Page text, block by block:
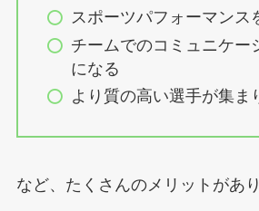
スポーツパフォーマンス
チームでのコミュニケー
になる
より質の高い選手が集ま
など、たくさんのメリットがあり